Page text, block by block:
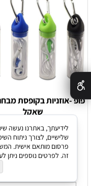
פופ -אוזניות בקופסת
שאקל
מק"ט:
1500
✕
שלישיים, לצורך ניתוח
פרסום מותאם אישית.
זה. לפרטים נוספים ניתן